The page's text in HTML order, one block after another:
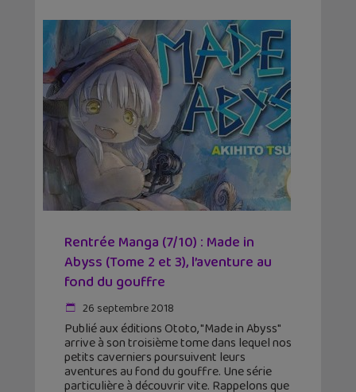
Rentrée Manga (7/10) : Made in
Abyss (Tome 2 et 3), l’aventure au
fond du gouffre
26 septembre 2018
Publié aux éditions Ototo, "Made in Abyss"
arrive à son troisième tome dans lequel nos
petits caverniers poursuivent leurs
aventures au fond du gouffre. Une série
particulière à découvrir vite. Rappelons que